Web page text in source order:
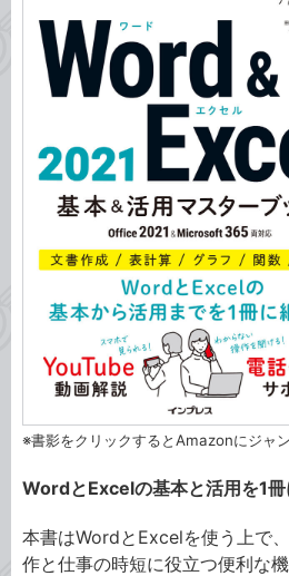
※書影をクリックするとAmazonにジャ
WordとExcelの基本と活用を1冊
本書はWordとExcelを使う上で
作と仕事の時短に役立つ便利な